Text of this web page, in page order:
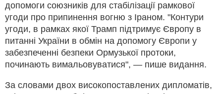
допомоги союзників для стабілізації рамкової
угоди про припинення вогню з Іраном. "Контури
угоди, в рамках якої Трамп підтримує Європу в
питанні України в обмін на допомогу Європи у
забезпеченні безпеки Ормузької протоки,
починають вимальовуватися", — пише видання.
За словами двох високопоставлених дипломатів,